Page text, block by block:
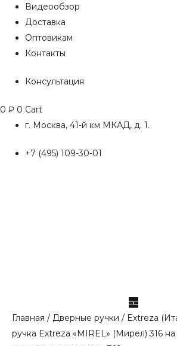
Видеообзор
Доставка
Оптовикам
Контакты
Консультация
0 ₽ 0 Cart
г. Москва, 41-й км МКАД, д. 1.
+7 (495) 109-30-01
Главная / Дверные ручки / Extreza
ручка Extreza «MIREL» (Мирел) 316